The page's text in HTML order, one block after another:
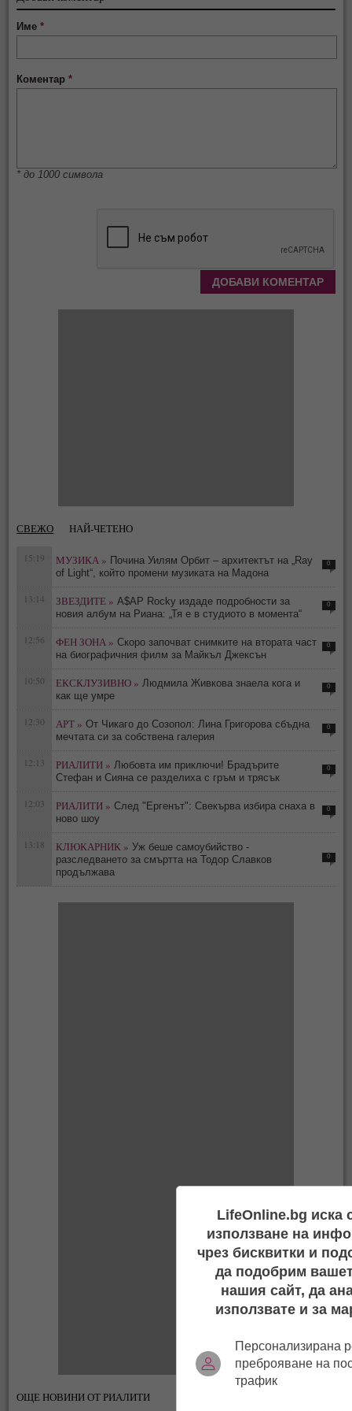
Име*
Коментар*
* до 1000 символа
СВЕЖО НАЙ-ЧЕТЕНО
15:19 МУЗИКА » Почина Уилям Орбит – архитектът на „Ray
of Light“, който промени музиката на Мадона
0
13:14 ЗВЕЗДИТЕ » A$AP Rocky издаде подробности за
новия албум на Риана: „Тя е в студиото в момента“
0
12:56 ФЕН ЗОНА » Скоро започват снимките на втората част
на биографичния филм за Майкъл Джексън
0
10:50 ЕКСКЛУЗИВНО » Людмила Живкова знаела кога и
как ще умре
0
12:30 АРТ » От Чикаго до Созопол: Лина Григорова сбъдна
мечтата си за собствена галерия
0
12:13 РИАЛИТИ » Любовта им приключи! Брадърите
Стефан и Сияна се разделиха с гръм и трясък
0
12:03 РИАЛИТИ » След "Ергенът": Свекърва избира снаха в
ново шоу
0
13:18 КЛЮКАРНИК » Уж беше самоубийство -
разследването за смъртта на Тодор Славков
продължава
0
ОЩЕ НОВИНИ ОТ РИАЛИТИ
LifeOnline.bg иска
използване на
чрез бисквитки и
да подобрим
нашия сайт, да
използвате и за
Персонализирана
преброяване на
трафик